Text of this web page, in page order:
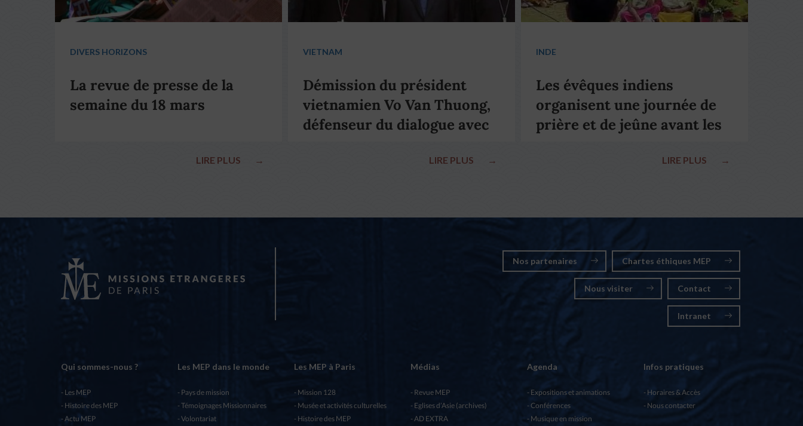
DIVERS HORIZONS
La revue de presse de la
semaine du 18 mars
LIRE PLUS →
VIETNAM
Démission du président
vietnamien Vo Van Thuong,
défenseur du dialogue avec
LIRE PLUS →
INDE
Les évêques indiens
organisent une journée de
prière et de jeûne avant les
LIRE PLUS →
Nos partenaires Chartes éthiques MEP
Nous visiter Contact
Intranet
Qui sommes-nous ?
Les MEP
Histoire des MEP
Actu MEP
Les MEP dans le monde
Pays de mission
Témoignages Missionnaires
Volontariat
Les MEP à Paris
Mission 128
Musée et activités culturelles
Histoire des MEP
Médias
Revue MEP
Eglises d’Asie (archives)
AD EXTRA
Agenda
Expositions et animations
Conférences
Musique en mission
Infos pratiques
Horaires & Accès
Nous contacter